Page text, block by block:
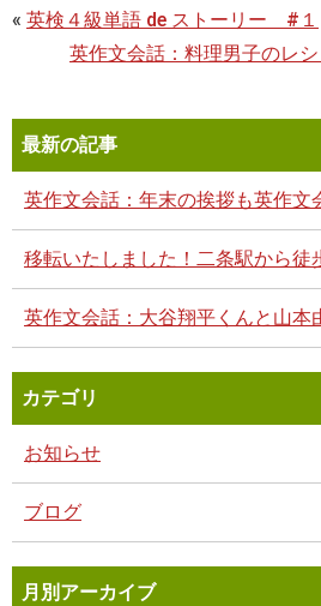
« 英検４級単語 de ストーリー #１
英作文会話：料理男子のレ
最新の記事
英作文会話：年末の挨拶も英作文
移転いたしました！二条駅から徒
英作文会話：大谷翔平くんと山本
カテゴリ
お知らせ
ブログ
月別アーカイブ